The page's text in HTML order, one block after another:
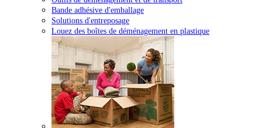
Bande adhésive d'emballage
Solutions d'entreposage
Louez des boîtes de déménagement en plastique